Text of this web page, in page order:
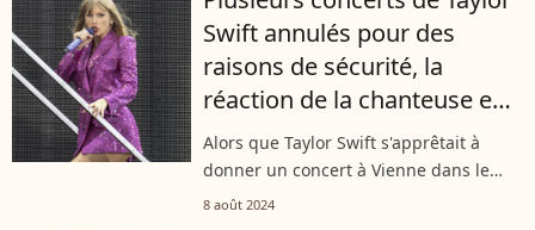
en...
Swift annulés pour des
raisons de sécurité, la
réaction de la chanteuse en
off dévoilée
Alors que Taylor Swift s'apprêtait à
donner un concert à Vienne dans le
cadre de son Era Tour, les
8 août 2024